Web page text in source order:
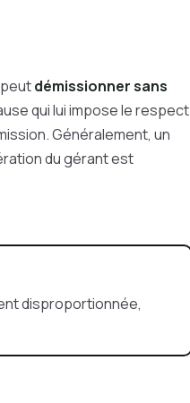
démissionner sans
qui lui impose le respect
Généralement, un
du gérant est
disproportionnée,